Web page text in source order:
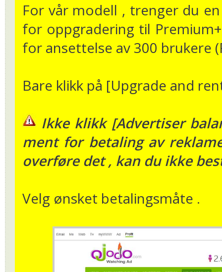
For vår modell , trenger du
for oppgradering til
for ansettelse av 300 brukere
Bare klikk på [Upgrade and
Ikke klikk [Advertiser
ment for betaling av
overføre det , kan du ikke
Velg ønsket betalingsmåte .